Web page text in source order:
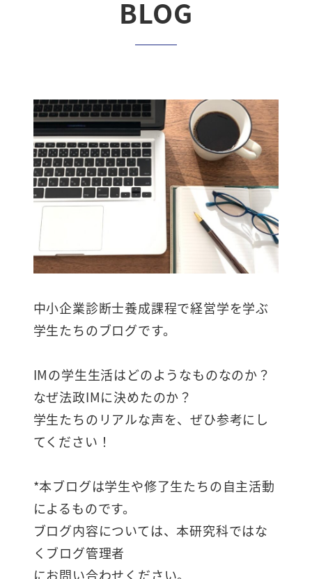
BLOG
中小企業診断士養成課程で経営学を学ぶ
学生たちのブログです。
IMの学生生活はどのようなものなのか？
なぜ法政IMに決めたのか？
学生たちのリアルな声を、ぜひ参考にし
てください！
*本ブログは学生や修了生たちの自主活動
によるものです。
ブログ内容については、本研究科ではな
くブログ管理者
にお問い合わせください。